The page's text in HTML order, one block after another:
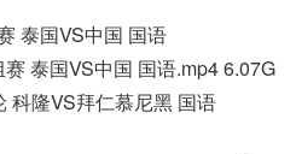
泰国VS中国 国语
泰国VS中国 国语.mp4 6.07G
科隆VS拜仁慕尼黑 国语